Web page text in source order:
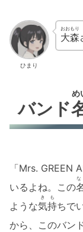
ひまり
大森
おおもり
バンド
め
「Mrs. GREEN
いるよね。この
な
ような気持
きも
ちで
から、このバン